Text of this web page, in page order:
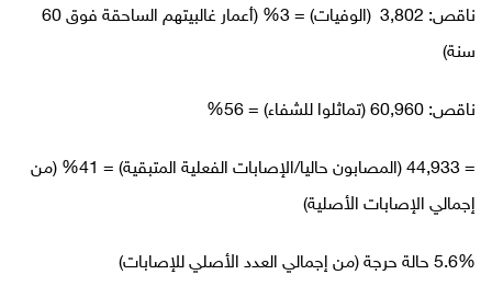
ناقص: 3,802 (الوفيات) = 3% (أعمار غالبيتهم الساحقة فوق 60
سنة)
ناقص: 60,960 (تماثلوا للشفاء) = 56%
= 44,933 (المصابون حاليا/الإصابات الفعلية المتبقية) = 41% (من
إجمالي الإصابات الأصلية)
5.6% حالة حرجة (من إجمالي العدد الأصلي للإصابات)